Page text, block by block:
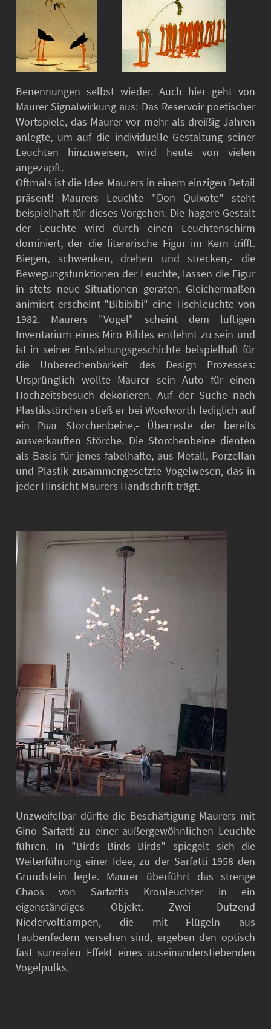
Benennungen selbst wieder. Auch hier geht von
Maurer Signalwirkung aus: Das Reservoir poetischer
Wortspiele, das Maurer vor mehr als dreißig Jahren
anlegte, um auf die individuelle Gestaltung seiner
Leuchten hinzuweisen, wird heute von vielen
angezapft.
Oftmals ist die Idee Maurers in einem einzigen Detail
präsent! Maurers Leuchte "Don Quixote" steht
beispielhaft für dieses Vorgehen. Die hagere Gestalt
der Leuchte wird durch einen Leuchtenschirm
dominiert, der die literarische Figur im Kern trifft.
Biegen, schwenken, drehen und strecken,- die
Bewegungsfunktionen der Leuchte, lassen die Figur
in stets neue Situationen geraten. Gleichermaßen
animiert erscheint "Bibibibi" eine Tischleuchte von
1982. Maurers "Vogel" scheint dem luftigen
Inventarium eines Miro Bildes entlehnt zu sein und
ist in seiner Entstehungsgeschichte beispielhaft für
die Unberechenbarkeit des Design Prozesses:
Ursprünglich wollte Maurer sein Auto für einen
Hochzeitsbesuch dekorieren. Auf der Suche nach
Plastikstörchen stieß er bei Woolworth lediglich auf
ein Paar Storchenbeine,- Überreste der bereits
ausverkauften Störche. Die Storchenbeine dienten
als Basis für jenes fabelhafte, aus Metall, Porzellan
und Plastik zusammengesetzte Vogelwesen, das in
jeder Hinsicht Maurers Handschrift trägt.
Unzweifelbar dürfte die Beschäftigung Maurers mit
Gino Sarfatti zu einer außergewöhnlichen Leuchte
führen. In "Birds Birds Birds" spiegelt sich die
Weiterführung einer Idee, zu der Sarfatti 1958 den
Grundstein legte. Maurer überführt das strenge
Chaos von Sarfattis Kronleuchter in ein
eigenständiges Objekt. Zwei Dutzend
Niedervoltlampen, die mit Flügeln aus
Taubenfedern versehen sind, ergeben den optisch
fast surrealen Effekt eines auseinanderstiebenden
Vogelpulks.